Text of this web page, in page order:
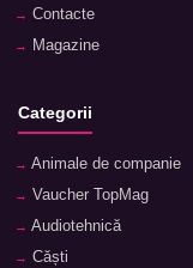
Contacte
Magazine
Categorii
Animale de companie
Vaucher TopMag
Audiotehnică
Căști